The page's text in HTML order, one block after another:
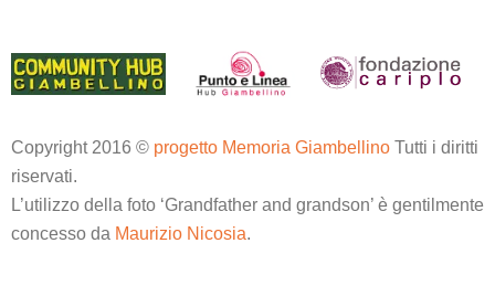
Copyright 2016 © progetto Memoria Giambellino Tutti i diritti
riservati.
L’utilizzo della foto ‘Grandfather and grandson’ è gentilmente
concesso da Maurizio Nicosia.